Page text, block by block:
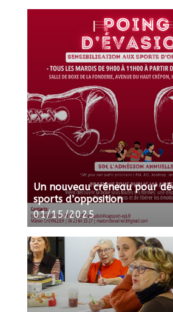
Un nouveau créneau pour
sports d’opposition
01/15/2025